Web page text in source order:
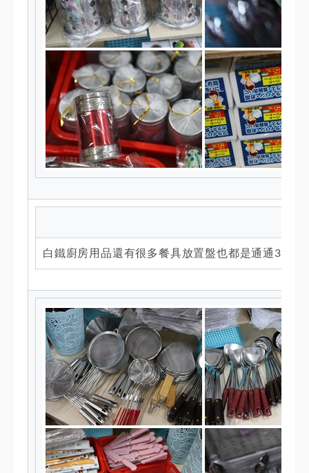
白鐵廚房用品還有很多餐具放置盤也都是通通39元